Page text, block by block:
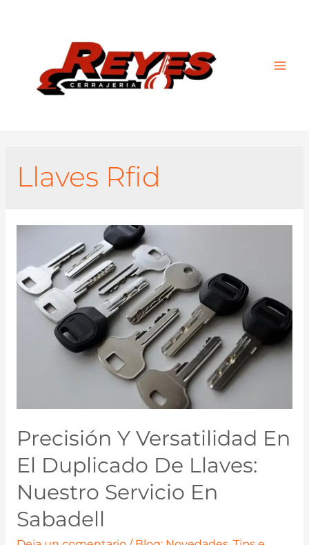
Llaves Rfid
Precisión Y Versatilidad En
El Duplicado De Llaves:
Nuestro Servicio En
Sabadell